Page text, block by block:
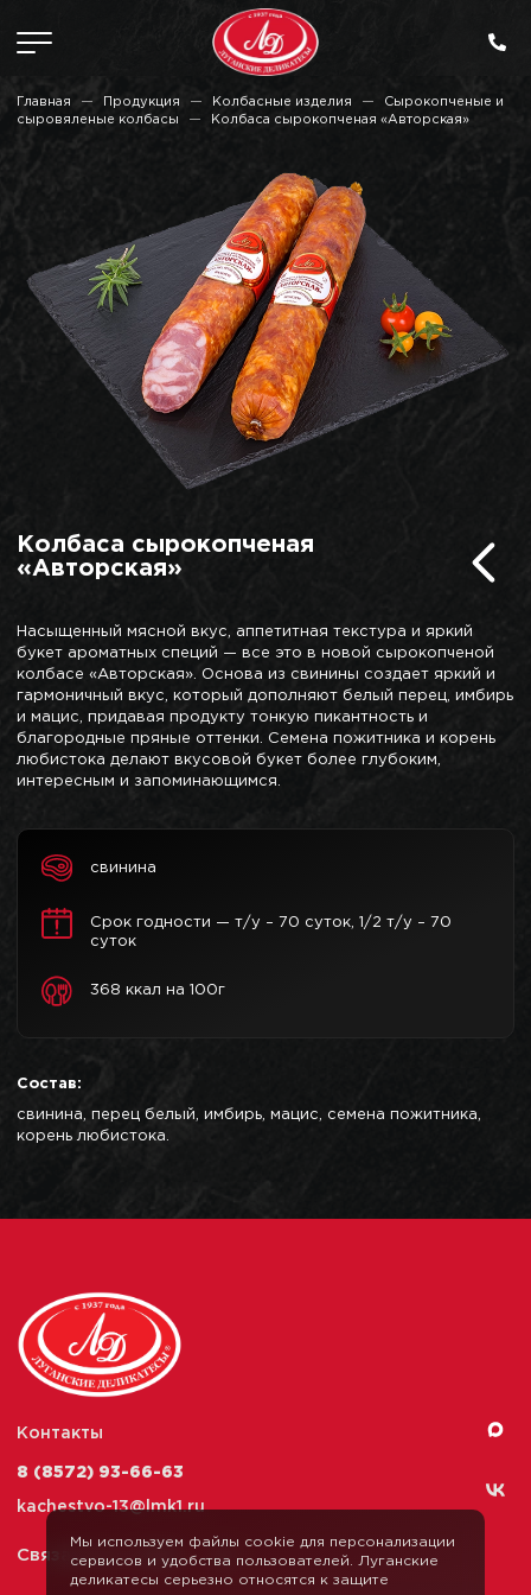
Мы используем файлы cookie для персонализации
сервисов и удобства пользователей. Луганские
деликатесы серьезно относятся к защите
Главная Продукция Колбасные изделия
Сырокопченые и
сыровяленые колбасы
Колбаса сырокопченая «Авторская»
Колбаса сырокопченая
«Авторская»
Насыщенный мясной вкус, аппетитная текстура и яркий
букет ароматных специй — все это в новой сырокопченой
колбасе «Авторская». Основа из свинины создает яркий и
гармоничный вкус, который дополняют белый перец, имбирь
и мацис, придавая продукту тонкую пикантность и
благородные пряные оттенки. Семена пожитника и корень
любистока делают вкусовой букет более глубоким,
интересным и запоминающимся.
свинина
Срок годности — т/у – 70 суток, 1/2 т/у – 70
суток
368 ккал на 100г
Состав:
свинина, перец белый, имбирь, мацис, семена пожитника,
корень любистока.
Контакты
8 (8572) 93-66-63
kachestvo-13@lmk1.ru
Связаться с нами